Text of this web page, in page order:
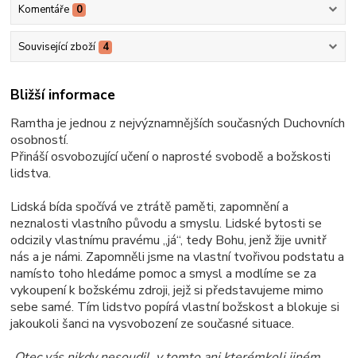
Komentáře 0
Související zboží 4
Bližší informace
Ramtha je jednou z nejvýznamnějších současných Duchovních
osobností.
Přináší osvobozující učení o naprosté svobodě a božskosti
lidstva.
Lidská bída spočívá ve ztrátě paměti, zapomnění a
neznalosti vlastního původu a smyslu. Lidské bytosti se
odcizily vlastnímu pravému „já“, tedy Bohu, jenž žije uvnitř
nás a je námi. Zapomněli jsme na vlastní tvořivou podstatu a
namísto toho hledáme pomoc a smysl a modlíme se za
vykoupení k božskému zdroji, jejž si představujeme mimo
sebe samé. Tím lidstvo popírá vlastní božskost a blokuje si
jakoukoli šanci na vysvobození ze současné situace.